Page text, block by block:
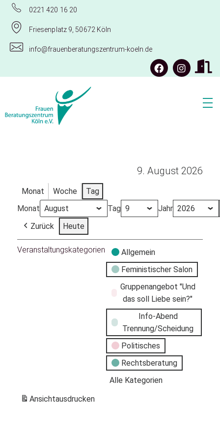
0221 420 16 20
Friesenplatz 9, 50672 Köln
info@frauenberatungszentrum-koeln.de
9. August 2026
Monat Woche
Tag
Monat
Tag
Jahr
Zurück
Heute
Veranstaltungskategorien
Allgemein
Feministischer Salon
Gruppenangebot "Und
das soll Liebe sein?"
Info-Abend
Trennung/Scheidung
Politisches
Rechtsberatung
Alle Kategorien
Ansichtausdrucken